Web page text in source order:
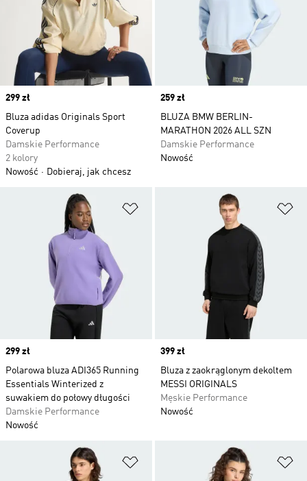
Price
299 zł
Bluza adidas Originals Sport
Coverup
Damskie Performance
2 kolory
Nowość
Dobieraj, jak chcesz
Price
259 zł
BLUZA BMW BERLIN-
MARATHON 2026 ALL SZN
Damskie Performance
Nowość
Dodaj do listy życzeń
Price
299 zł
Polarowa bluza ADI365 Running
Essentials Winterized z
suwakiem do połowy długości
Damskie Performance
Nowość
Price
399 zł
Bluza z zaokrąglonym dekoltem
MESSI ORIGINALS
Męskie Performance
Nowość
Dodaj do listy życzeń